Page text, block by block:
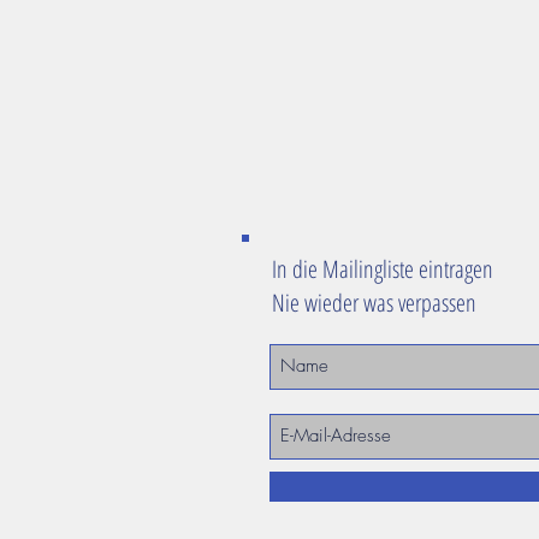
In die Mailingliste eintragen
Nie wieder was verpassen